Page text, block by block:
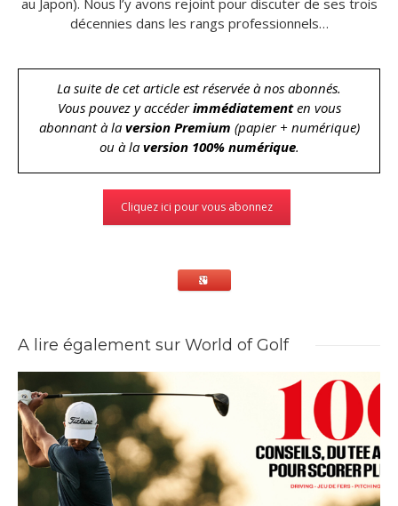
au Japon). Nous l’y avons rejoint pour discuter de ses trois
décennies dans les rangs professionnels…
La suite de cet article est réservée à nos abonnés.
Vous pouvez y accéderimmédiatementen vous
abonnant à la version Premium (papier + numérique)
ou à la version 100% numérique.
Cliquez ici pour vous abonnez
A lire également sur World of Golf